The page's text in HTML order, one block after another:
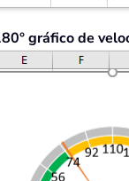
° gráfico de